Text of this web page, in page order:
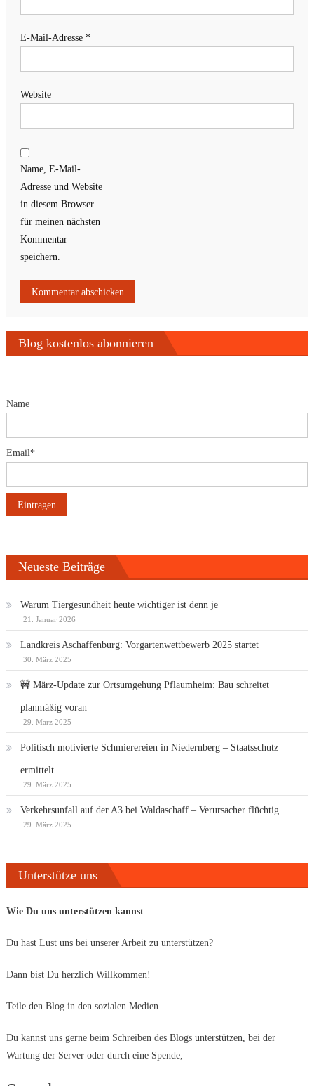
E-Mail-Adresse *
Website
Name, E-Mail-
Adresse und Website
in diesem Browser
für meinen nächsten
Kommentar
speichern.
Blog kostenlos abonnieren
Name
Email*
Neueste Beiträge
Warum Tiergesundheit heute wichtiger ist denn je
21. Januar 2026
Landkreis Aschaffenburg: Vorgartenwettbewerb 2025 startet
30. März 2025
🚧 März-Update zur Ortsumgehung Pflaumheim: Bau schreitet
planmäßig voran
29. März 2025
Politisch motivierte Schmierereien in Niedernberg – Staatsschutz
ermittelt
29. März 2025
Verkehrsunfall auf der A3 bei Waldaschaff – Verursacher flüchtig
29. März 2025
Unterstütze uns
Wie Du uns unterstützen kannst
Du hast Lust uns bei unserer Arbeit zu unterstützen?
Dann bist Du herzlich Willkommen!
Teile den Blog in den sozialen Medien.
Du kannst uns gerne beim Schreiben des Blogs unterstützen, bei der
Wartung der Server oder durch eine Spende,